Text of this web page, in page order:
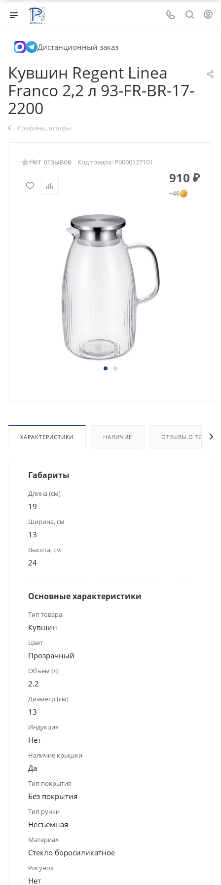
Дистанционный заказ
Кувшин Regent Linea
Franco 2,2 л 93-FR-BR-17-
2200
Графины, штофы
Нет отзывов Код товара: Р0000127101
910 ₽
+46
ХАРАКТЕРИСТИКИ НАЛИЧИЕ ОТЗЫВЫ О ТОВАРЕ
Габариты
Длина (см)
19
Ширина, см
13
Высота, см
24
Основные характеристики
Тип товара
Кувшин
Цвет
Прозрачный
Объем (л)
2.2
Диаметр (см)
13
Индукция
Нет
Наличие крышки
Да
Тип покрытия
Без покрытия
Тип ручки
Несъемная
Материал
Стекло боросиликатное
Рисунок
Нет